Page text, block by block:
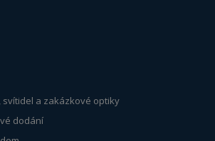
svítidel a zakázkové optiky
dodání